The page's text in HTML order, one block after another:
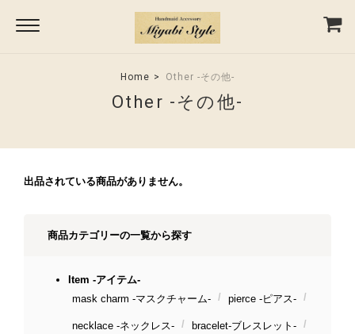
Home Other -その他-
Other -その他-
出品されている商品がありません。
商品カテゴリーの一覧から探す
Item -アイテム-
mask charm -マスクチャーム-
pierce -ピアス-
necklace -ネックレス- bracelet-ブレスレット-